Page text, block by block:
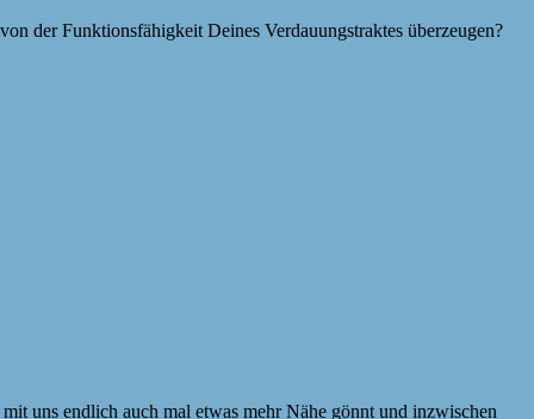
der Funktionsfähigkeit Deines Verdauungstraktes überzeugen?
uns endlich auch mal etwas mehr Nähe gönnt und inzwischen